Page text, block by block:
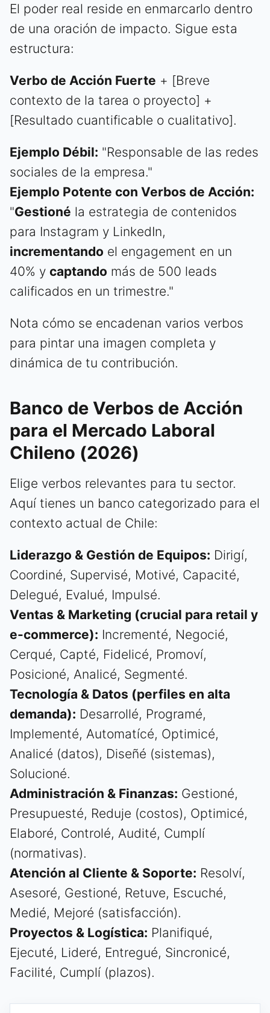
El poder real reside en enmarcarlo dentro
de una oración de impacto. Sigue esta
estructura:
Verbo de Acción Fuerte + [Breve
contexto de la tarea o proyecto] +
[Resultado cuantificable o cualitativo].
Ejemplo Débil: "Responsable de las redes
sociales de la empresa."
Ejemplo Potente con Verbos de Acción:
"Gestioné la estrategia de contenidos
para Instagram y LinkedIn,
incrementando el engagement en un
40% y captando más de 500 leads
calificados en un trimestre."
Nota cómo se encadenan varios verbos
para pintar una imagen completa y
dinámica de tu contribución.
Banco de Verbos de Acción
para el Mercado Laboral
Chileno (2026)
Elige verbos relevantes para tu sector.
Aquí tienes un banco categorizado para el
contexto actual de Chile:
Liderazgo & Gestión de Equipos: Dirigí,
Coordiné, Supervisé, Motivé, Capacité,
Delegué, Evalué, Impulsé.
Ventas & Marketing (crucial para retail y
e-commerce): Incrementé, Negocié,
Cerqué, Capté, Fidelicé, Promoví,
Posicioné, Analicé, Segmenté.
Tecnología & Datos (perfiles en alta
demanda): Desarrollé, Programé,
Implementé, Automatícé, Optimicé,
Analicé (datos), Diseñé (sistemas),
Solucioné.
Administración & Finanzas: Gestioné,
Presupuesté, Reduje (costos), Optimicé,
Elaboré, Controlé, Audité, Cumplí
(normativas).
Atención al Cliente & Soporte: Resolví,
Asesoré, Gestioné, Retuve, Escuché,
Medié, Mejoré (satisfacción).
Proyectos & Logística: Planifiqué,
Ejecuté, Lideré, Entregué, Sincronicé,
Facilité, Cumplí (plazos).